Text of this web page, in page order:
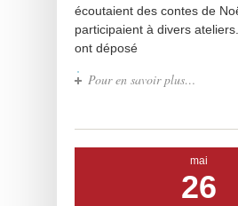
écoutaient des contes de
participaient à divers
ont déposé
Pour en savoir plus…
mai
26